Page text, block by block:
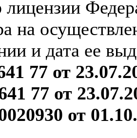
на
и дата ее
77 от
77 от
от